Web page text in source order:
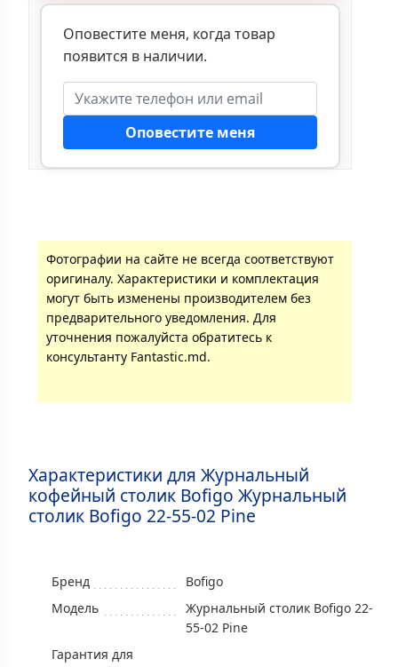
Оповестите меня, когда товар
появится в наличии.
Оповестите меня
Фотографии на сайте не всегда соответствуют
оригиналу. Характеристики и комплектация
могут быть изменены производителем без
предварительного уведомления. Для
уточнения пожалуйста обратитесь к
консультанту Fantastic.md.
Характеристики для Журнальный
кофейный столик Bofigo Журнальный
столик Bofigo 22-55-02 Pine
Бренд
Bofigo
Модель
Журнальный столик Bofigo 22-
55-02 Pine
Гарантия для